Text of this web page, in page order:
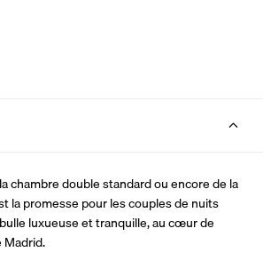
chambre double standard ou encore de la
la promesse pour les couples de nuits
luxueuse et tranquille, au cœur de
Madrid.